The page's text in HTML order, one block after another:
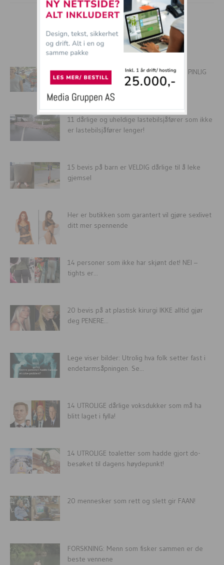
mer tullball
16 personer som gir så FAAN at det er PINLIG
for...
11 dårlige og uheldige lastebilsjåfører som ikke
er lastebilsjåfører lenger!
15 bevis på barn er VELDIG dårlige til å leke
gjemsel
Her er butikken som garantert vil gjøre sexlivet
ditt mer spennende
14 personer som ikke har skjønt det! NEI –
tights er...
20 bevis på at plastisk kirurgi IKKE alltid gjør
deg PENERE...
Lege viser bilder: Utrolig hva folk setter fast i
endetarmsåpningen. Se...
14 UTROLIGE dårlige voksdukker som må ha
blitt laget i fylla!
14 UTROLIGE toaletter som hadde gjort do-
besøket til dagens høydepunkt!
20 mennesker som rett og slett gir FAAN!
FORSKNING: Menn som fisker sammen er de
beste vennene